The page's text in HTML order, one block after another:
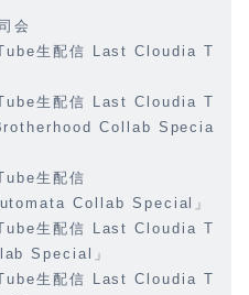
会
生配信 Last Cloudia T
生配信 Last Cloudia T
Collab Specia
生配信
Collab Special」
生配信 Last Cloudia T
Special」
生配信 Last Cloudia T